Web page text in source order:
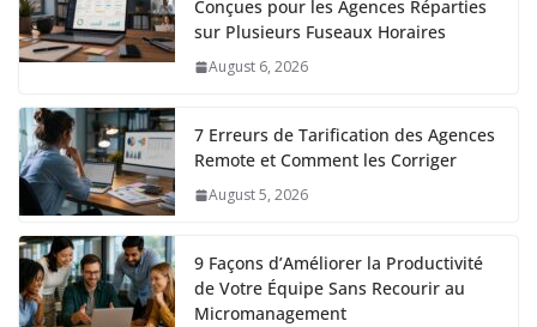
Conçues pour les Agences Réparties
sur Plusieurs Fuseaux Horaires
August 6, 2026
7 Erreurs de Tarification des Agences
Remote et Comment les Corriger
August 5, 2026
9 Façons d’Améliorer la Productivité
de Votre Équipe Sans Recourir au
Micromanagement